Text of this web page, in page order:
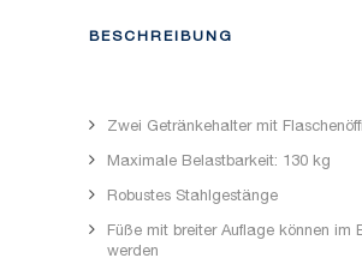
BESCHREIBUNG
Zwei Getränkehalter mit
Maximale Belastbarkeit: 130 kg
Robustes Stahlgestänge
Füße mit breiter Auflage können im
werden